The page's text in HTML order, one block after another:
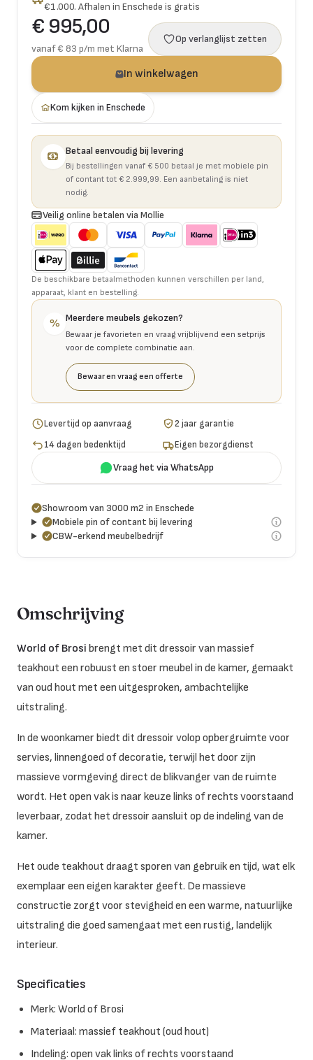
€1.000. Afhalen in Enschede is gratis
€ 995,00
vanaf € 83 p/m met Klarna
Op verlanglijst zetten
In winkelwagen
Kom kijken in Enschede
Betaal eenvoudig bij levering
Bij bestellingen vanaf € 500 betaal je met mobiele pin
of contant tot € 2.999,99. Een aanbetaling is niet
nodig.
Veilig online betalen via Mollie
De beschikbare betaalmethoden kunnen verschillen per land,
apparaat, klant en bestelling.
% Meerdere meubels gekozen?
Bewaar je favorieten en vraag vrijblijvend een setprijs
voor de complete combinatie aan.
Bewaar en vraag een offerte
Levertijd op aanvraag
2 jaar garantie
14 dagen bedenktijd
Eigen bezorgdienst
Vraag het via WhatsApp
Showroom van 3000 m2 in Enschede
Mobiele pin of contant bij levering
CBW-erkend meubelbedrijf
Omschrijving
World of Brosi brengt met dit dressoir van massief
teakhout een robuust en stoer meubel in de kamer, gemaakt
van oud hout met een uitgesproken, ambachtelijke
uitstraling.
In de woonkamer biedt dit dressoir volop opbergruimte voor
servies, linnengoed of decoratie, terwijl het door zijn
massieve vormgeving direct de blikvanger van de ruimte
wordt. Het open vak is naar keuze links of rechts voorstaand
leverbaar, zodat het dressoir aansluit op de indeling van de
kamer.
Het oude teakhout draagt sporen van gebruik en tijd, wat elk
exemplaar een eigen karakter geeft. De massieve
constructie zorgt voor stevigheid en een warme, natuurlijke
uitstraling die goed samengaat met een rustig, landelijk
interieur.
Specificaties
Merk: World of Brosi
Materiaal: massief teakhout (oud hout)
Indeling: open vak links of rechts voorstaand